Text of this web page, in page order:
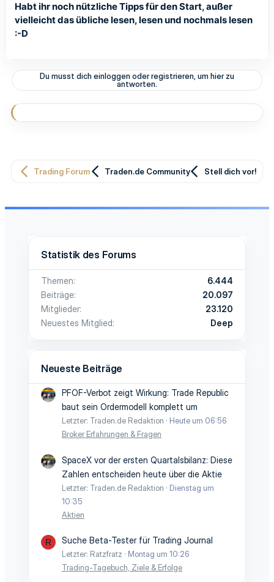
Habt ihr noch nützliche Tipps für den Start, außer
vielleicht das übliche lesen, lesen und nochmals lesen
:-D
Du musst dich einloggen oder registrieren, um hier zu
antworten.
Trading Forum Traden.de Community Stell dich vor!
Statistik des Forums
Themen
6.444
Beiträge
20.097
Mitglieder
23.120
Neuestes Mitglied
Deep
Neueste Beiträge
PFOF-Verbot zeigt Wirkung: Trade Republic
baut sein Ordermodell komplett um
Letzter: Traden.de Redaktion
Heute um 06:56
Broker Erfahrungen & Fragen
SpaceX vor der ersten Quartalsbilanz: Diese
Zahlen entscheiden heute über die Aktie
Letzter: Traden.de Redaktion
Dienstag um
10:35
Aktien
R Suche Beta-Tester für Trading Journal
Letzter: Ratzfratz
Montag um 10:26
Trading-Tagebuch, Ziele & Erfolge